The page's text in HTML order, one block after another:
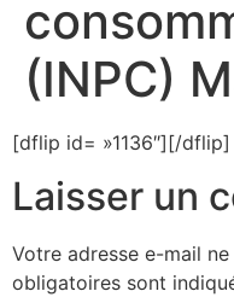
(INPC)
[dflip id= »1136″][/dflip]
Laisser un
Votre adresse e-mail
obligatoires sont